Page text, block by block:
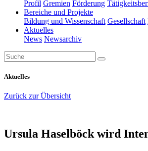
Profil Gremien Förderung
Bereiche und Projekte
Bildung und Wissenschaft Gesellschaft
Aktuelles
News Newsarchiv
Aktuelles
Zurück zur Übersicht
Ursula Haselböck wird